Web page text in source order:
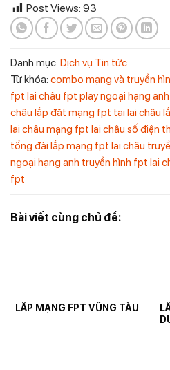
Post Views: 93
Danh mục: Dịch vụ Tin tức
Từ khóa: combo mạng và truyền
fpt lai châu fpt play ngoại hạng anh
châu lắp đặt mạng fpt tại lai châu
lai châu mạng fpt lai châu số điện
tổng đài lắp mạng fpt lai châu
ngoại hạng anh truyền hình fpt lai
fpt
Bài viết cùng chủ đề:
LẮP MẠNG FPT VŨNG TÀU